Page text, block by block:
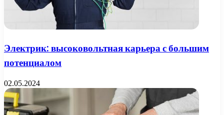
Электрик: высоковольтная карьера с большим
потенциалом
02.05.2024